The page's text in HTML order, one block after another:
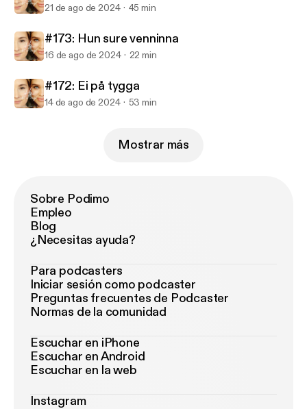
21 de ago de 2024 45 min
#173: Hun sure venninna
16 de ago de 2024 22 min
#172: Ei på tygga
14 de ago de 2024 53 min
Mostrar más
Sobre Podimo
Empleo
Blog
¿Necesitas ayuda?
Para podcasters
Iniciar sesión como podcaster
Preguntas frecuentes de Podcaster
Normas de la comunidad
Escuchar en iPhone
Escuchar en Android
Escuchar en la web
Instagram